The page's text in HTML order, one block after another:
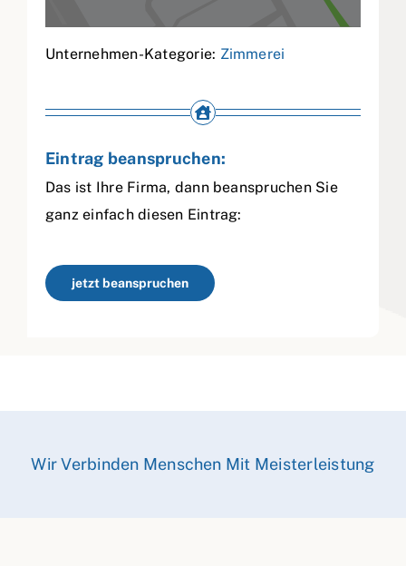
Unternehmen-Kategorie: Zimmerei
Eintrag beanspruchen:
Das ist Ihre Firma, dann beanspruchen Sie
ganz einfach diesen Eintrag:
jetzt beanspruchen
Wir Verbinden Menschen Mit Meisterleistung